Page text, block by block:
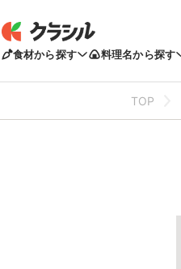
食材から探す 料理名から探す
TOP